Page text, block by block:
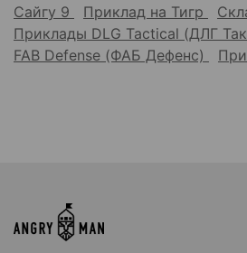
Сайгу 9
Приклад на Тигр
Приклады DLG Tactical (ДЛГ
FAB Defense (ФАБ Дефенс)